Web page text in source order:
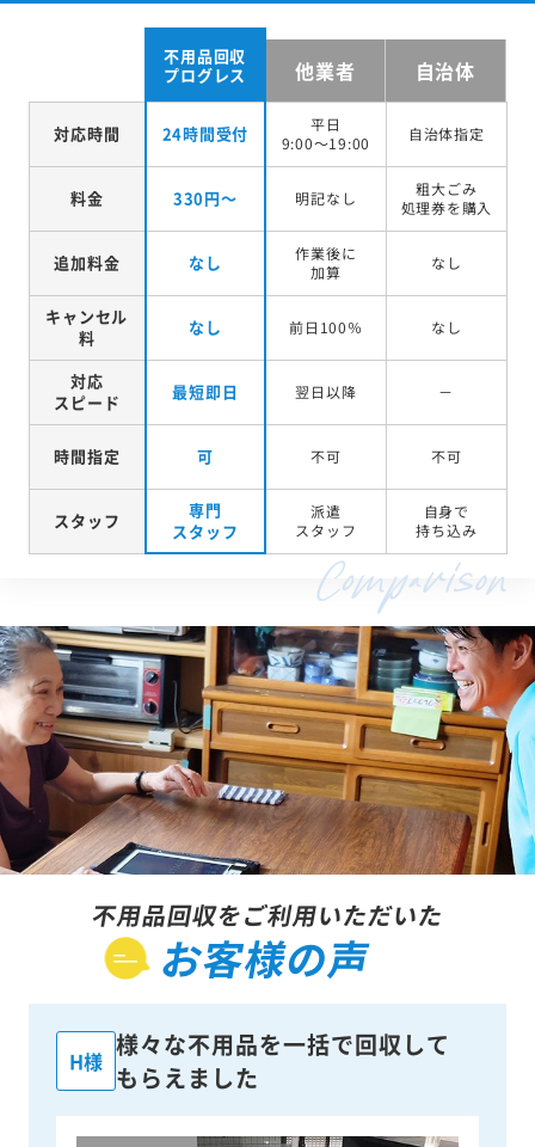
不用品回収
プログレス
他業者 自治体
対応時間 24時間受付
平日
9:00～19:00
自治体指定
料金 330円～ 明記なし
粗大ごみ
処理券を購入
追加料金 なし
作業後に
加算
なし
キャンセル
料
なし 前日100％ なし
対応
スピード
最短即日 翌日以降 －
時間指定 可 不可 不可
スタッフ
専門
スタッフ
派遣
スタッフ
自身で
持ち込み
不用品回収をご利用いただいた
お客様の声
H様
様々な不用品を一括で回収して
もらえました